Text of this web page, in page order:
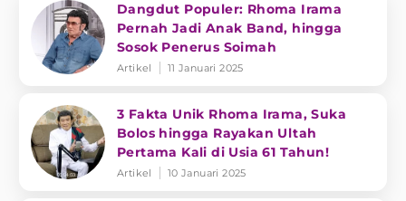
Dangdut Populer: Rhoma Irama
Pernah Jadi Anak Band, hingga
Sosok Penerus Soimah
Artikel 11 Januari 2025
3 Fakta Unik Rhoma Irama, Suka
Bolos hingga Rayakan Ultah
Pertama Kali di Usia 61 Tahun!
Artikel 10 Januari 2025